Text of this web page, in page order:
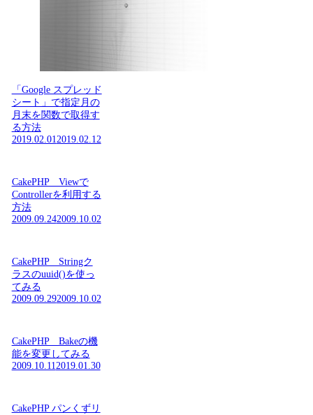
「Google スプレッド
シート」で指定月の
月末を関数で取得す
る方法
2019.02.012019.02.12
CakePHP Viewで
Controllerを利用する
方法
2009.09.242009.10.02
CakePHP Stringク
ラスのuuid()を使っ
てみる
2009.09.292009.10.02
CakePHP Bakeの機
能を変更してみる
2009.10.112019.01.30
CakePHP パンくずリ